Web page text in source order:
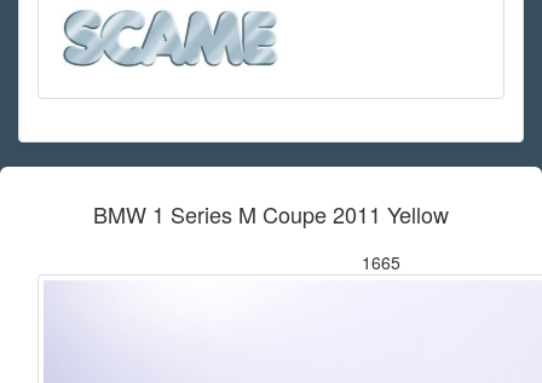
BMW 1 Series M Coupe 2011 Yellow
1665